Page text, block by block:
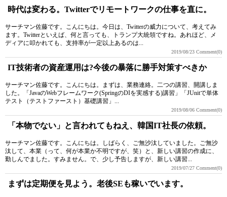
時代は変わる。Twitterでリモートワークの仕事を直に。
サーチマン佐藤です。こんにちは。今日は、Twitterの威力について、考えてみ
ます。Twitterといえば、何と言っても、トランプ大統領ですね。あれほど、メ
ディアに叩かれても、支持率が一定以上あるのは...
2019/08/23 Comment(0)
IT技術者の資産運用は?今後の暴落に勝手対策すべきか
サーチマン佐藤です。こんにちは。まずは、業務連絡。二つの講習、開講しま
した。「JavaのWebフレームワーク(SpringのDIを実感する)講習」「JUnitで単体
テスト（テストファースト）基礎講習」...
2019/08/06 Comment(0)
「本物でない」と言われてもねえ、韓国IT社長の依頼。
サーチマン佐藤です。こんにちは。しばらく、ご無沙汰していました。ご無沙
汰して、本業（って、何が本業か不明ですが、笑）と、新しい講習の作成に、
勤しんでました。すみません。で、少し予告しますが、新しい講習...
2019/07/27 Comment(0)
まずは定期便を見よう。老後SEも稼いでいます。